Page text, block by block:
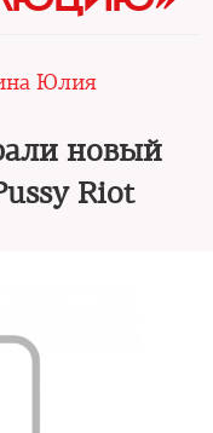
Юлия
новый
Riot